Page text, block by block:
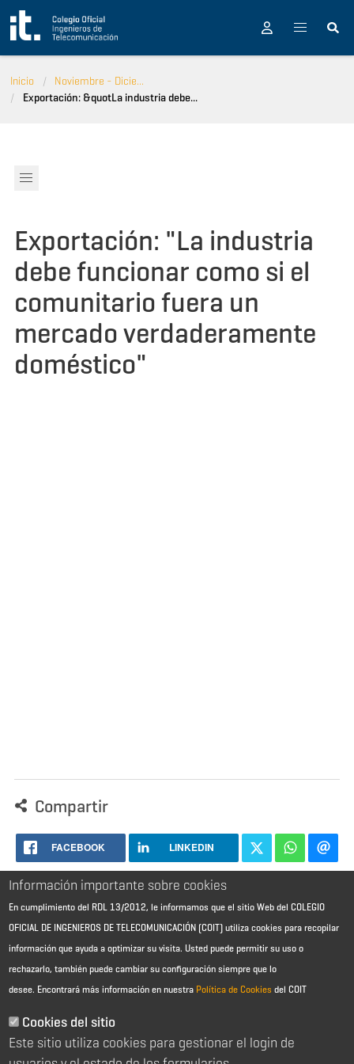
Pasar al contenido principal
Inicio
Noviembre - Dicie...
Exportación: &quotLa industria debe...
Exportación: "La industria
debe funcionar como si el
comunitario fuera un
mercado verdaderamente
doméstico"
Compartir
FACEBOOK LINKEDIN
Aviso Legal - Información general
Política de cookies
Política de reembolso
Sitemap
Información importante sobre cookies
En cumplimiento del RDL 13/2012, le informamos que el sitio Web del COLEGIO
OFICIAL DE INGENIEROS DE TELECOMUNICACIÓN (COIT) utiliza cookies para recopilar
información que ayuda a optimizar su visita. Usted puede permitir su uso o
rechazarlo, también puede cambiar su configuración siempre que lo
desee. Encontrará más información en nuestra Política de Cookies del COIT
Cookies del sitio
Este sitio utiliza cookies para gestionar el login de